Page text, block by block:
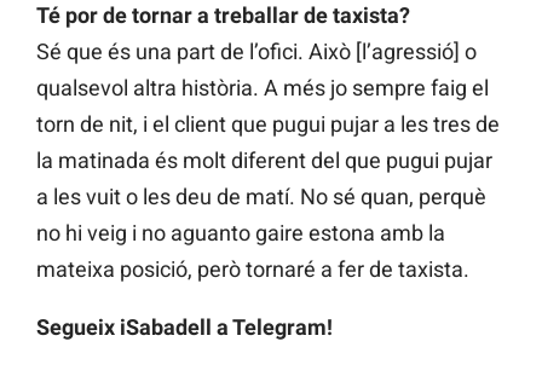
Té por de tornar a treballar de taxista?
Sé que és una part de l’ofici. Això [l’agressió] o
qualsevol altra història. A més jo sempre faig el
torn de nit, i el client que pugui pujar a les tres de
la matinada és molt diferent del que pugui pujar
a les vuit o les deu de matí. No sé quan, perquè
no hi veig i no aguanto gaire estona amb la
mateixa posició, però tornaré a fer de taxista.
Segueix iSabadell a Telegram!